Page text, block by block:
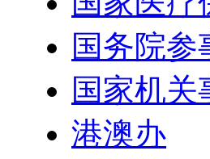
国务院参
国家机关
港澳办